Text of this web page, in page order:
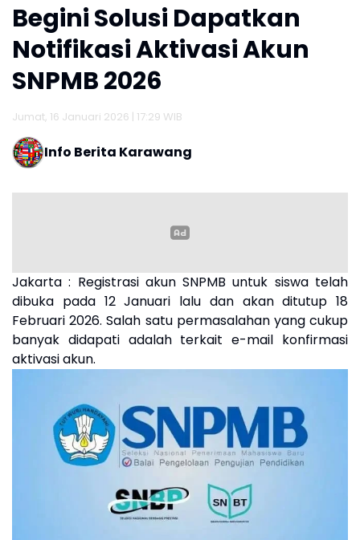
Begini Solusi Dapatkan
Notifikasi Aktivasi Akun
SNPMB 2026
Jumat, 16 Januari 2026 | 17:29 WIB
Info Berita Karawang
Jakarta : Registrasi akun SNPMB untuk siswa telah
dibuka pada 12 Januari lalu dan akan ditutup 18
Februari 2026. Salah satu permasalahan yang cukup
banyak didapati adalah terkait e-mail konfirmasi
aktivasi akun.